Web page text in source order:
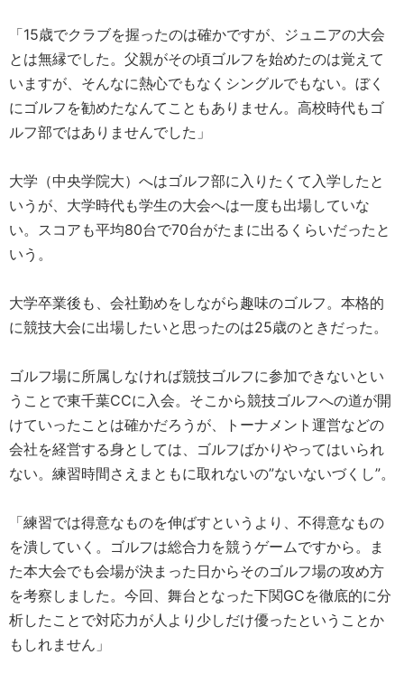
「15歳でクラブを握ったのは確かですが、ジュニアの大会
とは無縁でした。父親がその頃ゴルフを始めたのは覚えて
いますが、そんなに熱心でもなくシングルでもない。ぼく
にゴルフを勧めたなんてこともありません。高校時代もゴ
ルフ部ではありませんでした」
大学（中央学院大）へはゴルフ部に入りたくて入学したと
いうが、大学時代も学生の大会へは一度も出場していな
い。スコアも平均80台で70台がたまに出るくらいだったと
いう。
大学卒業後も、会社勤めをしながら趣味のゴルフ。本格的
に競技大会に出場したいと思ったのは25歳のときだった。
ゴルフ場に所属しなければ競技ゴルフに参加できないとい
うことで東千葉CCに入会。そこから競技ゴルフへの道が開
けていったことは確かだろうが、トーナメント運営などの
会社を経営する身としては、ゴルフばかりやってはいられ
ない。練習時間さえまともに取れないの”ないないづくし”。
「練習では得意なものを伸ばすというより、不得意なもの
を潰していく。ゴルフは総合力を競うゲームですから。ま
た本大会でも会場が決まった日からそのゴルフ場の攻め方
を考察しました。今回、舞台となった下関GCを徹底的に分
析したことで対応力が人より少しだけ優ったということか
もしれません」